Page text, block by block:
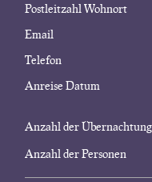
Postleitzahl Wohnort
Email
Telefon
Anreise Datum
Anzahl der
Anzahl der Personen